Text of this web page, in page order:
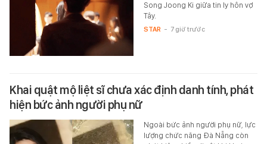
Song Joong Ki giữa tin ly hôn vợ
Tây.
STAR - 7 giờ trước
Khai quật mộ liệt sĩ chưa xác định danh tính, phát
hiện bức ảnh người phụ nữ
Ngoài bức ảnh người phụ nữ, lực
lượng chức năng Đà Nẵng còn